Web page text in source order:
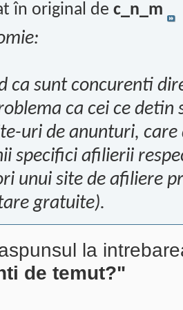
în original de c_n_m
ca sunt concurenti
ca cei ce
uri de anunturi, care
specifici afilierii
unui site de afiliere
gratuite).
la
de temut?"